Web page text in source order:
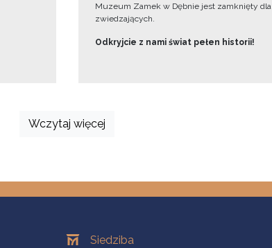
Muzeum Zamek w Dębnie jest zamknięty dla
zwiedzających.
Odkryjcie z nami świat pełen historii!
Wczytaj więcej
OddziałySiedziba